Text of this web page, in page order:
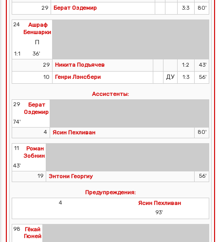
29
Берат Оздемир 3:3 80'
24
Ашраф
Беншарки
П
1:1
36'
29
Никита Подъячев 1:2
43'
10
Генри Лэнсбери ДУ 1:3 56'
Ассистенты:
29
Берат
Оздемир
74'
4
Ясин Пехливан 80'
11
Роман
Зобнин
43'
19
Энтони Георгиу 56'
Предупреждения:
4 Ясин Пехливан
93'
98
Гёкай
Гюней